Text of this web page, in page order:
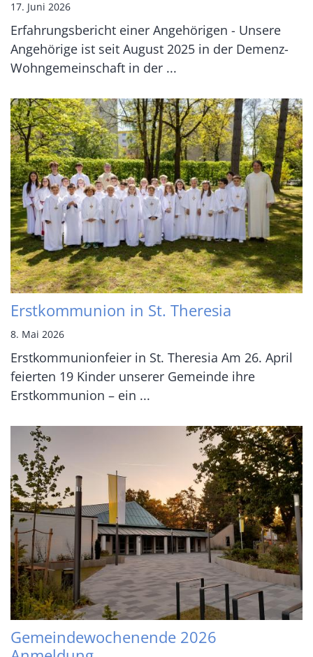
17. Juni 2026
Erfahrungsbericht einer Angehörigen - Unsere
Angehörige ist seit August 2025 in der Demenz-
Wohngemeinschaft in der ...
Erstkommunion in St. Theresia
8. Mai 2026
Erstkommunionfeier in St. Theresia Am 26. April
feierten 19 Kinder unserer Gemeinde ihre
Erstkommunion – ein ...
Gemeindewochenende 2026